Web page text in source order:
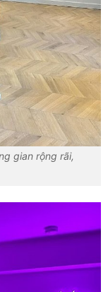
gian rộng rãi,